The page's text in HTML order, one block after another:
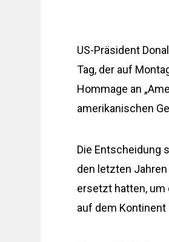
US-Präsident
Tag, der auf
Hommage an
amerikanischen
Die Entscheidung
den letzten
ersetzt hatten, um
auf dem